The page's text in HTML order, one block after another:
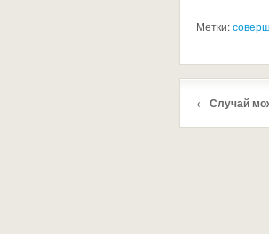
Метки:
← Случай